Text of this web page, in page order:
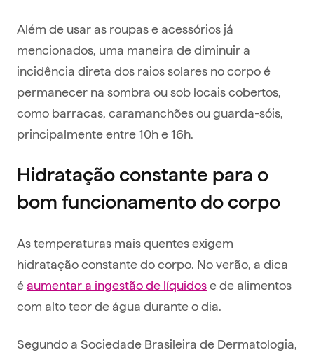
Além de usar as roupas e acessórios já
mencionados, uma maneira de diminuir a
incidência direta dos raios solares no corpo é
permanecer na sombra ou sob locais cobertos,
como barracas, caramanchões ou guarda-sóis,
principalmente entre 10h e 16h.
Hidratação constante para o
bom funcionamento do corpo
As temperaturas mais quentes exigem
hidratação constante do corpo. No verão, a dica
éaumentar a ingestão de líquidose de alimentos
com alto teor de água durante o dia.
Segundo a Sociedade Brasileira de Dermatologia,